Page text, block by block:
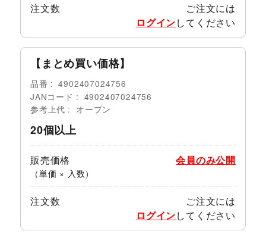
注文数
ご注文には
ログインしてください
【まとめ買い価格】
品番
4902407024756
JANコード
4902407024756
参考上代
オープン
20個以上
販売価格
（単価 × 入数）
会員のみ公開
注文数
ご注文には
ログインしてください